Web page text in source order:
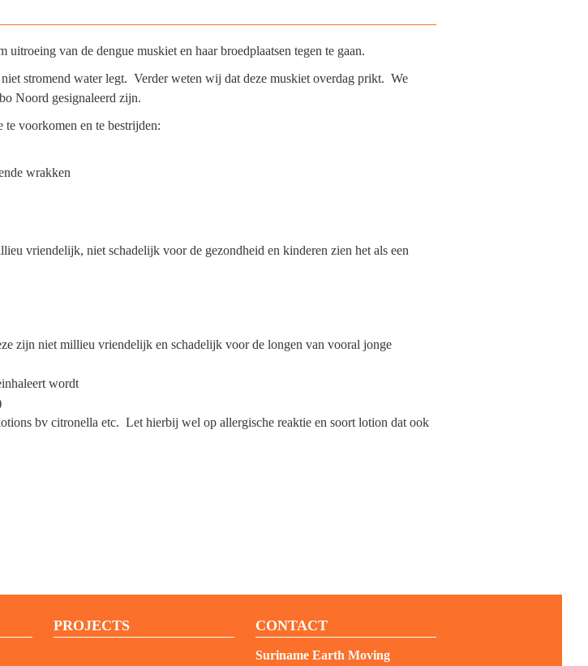
van de dengue muskiet en haar broedplaatsen tegen te gaan.
stromend water legt. Verder weten wij dat deze muskiet overdag prikt. We
Noord gesignaleerd zijn.
voorkomen en te bestrijden:
wrakken
vriendelijk, niet schadelijk voor de gezondheid en kinderen zien het als een
zijn niet millieu vriendelijk en schadelijk voor de longen van vooral jonge
wordt
bv citronella etc. Let hierbij wel op allergische reaktie en soort lotion dat ook
PROJECTS CONTACT
Suriname Earth Moving